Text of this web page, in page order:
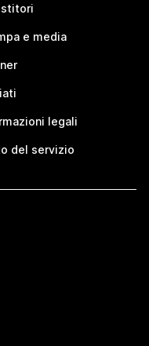
e media
legali
del servizio